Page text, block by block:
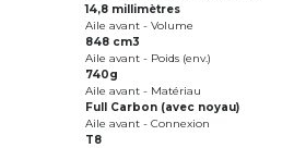
14,8 millimètres
Aile avant - Volume
848 cm3
Aile avant - Poids (env.)
740g
Aile avant - Matériau
Full Carbon (avec noyau)
Aile avant - Connexion
T8